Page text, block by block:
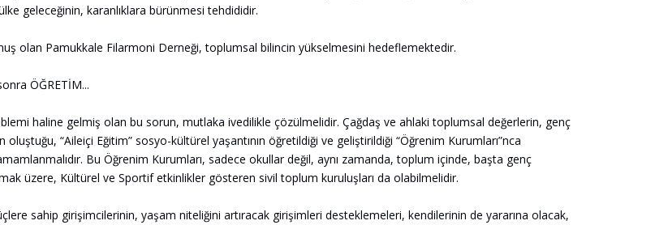
geleceğinin, karanlıklara bürünmesi tehdididir.
olan Pamukkale Filarmoni Derneği, toplumsal bilincin yükselmesini hedeflemektedir.
ÖĞRETİM...
haline gelmiş olan bu sorun, mutlaka ivedilikle çözülmelidir. Çağdaş ve ahlaki toplumsal değerlerin, genç
“Aileiçi Eğitim” sosyo-kültürel yaşantının öğretildiği ve geliştirildiği “Öğrenim Kurumları”nca
Bu Öğrenim Kurumları, sadece okullar değil, aynı zamanda, toplum içinde, başta genç
üzere, Kültürel ve Sportif etkinlikler gösteren sivil toplum kuruluşları da olabilmelidir.
sahip girişimcilerinin, yaşam niteliğini artıracak girişimleri desteklemeleri, kendilerinin de yararına olacak,